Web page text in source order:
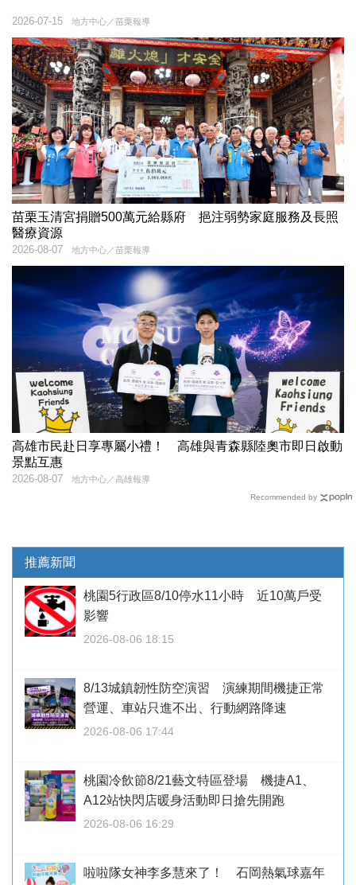
地方中心／苗栗報導
2026-07-15
苗栗玉清宮捐贈500萬元給縣府 挹注弱勢家庭服務及長照
醫療資源
地方中心／苗栗報導
2026-08-07
高雄市民赴日享專屬小禮！ 高雄與青森縣陸奧市即日啟動
景點互惠
地方中心／高雄報導
2026-08-07
Recommended by
推薦新聞
桃園5行政區8/10停水11小時 近10萬戶受
影響
2026-08-06 18:15
8/13城鎮韌性防空演習 演練期間機捷正常
營運、車站只進不出、行動網路降速
2026-08-06 17:44
桃園冷飲節8/21藝文特區登場 機捷A1、
A12站快閃店暖身活動即日搶先開跑
2026-08-06 16:29
啦啦隊女神李多慧來了！ 石岡熱氣球嘉年